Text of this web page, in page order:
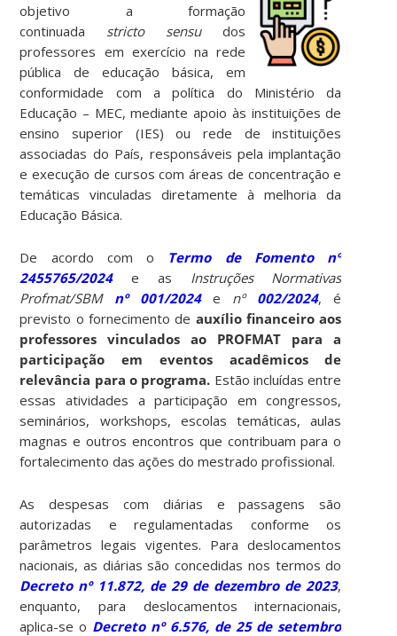
objetivo a formação
continuada stricto sensudos
professores em exercício na rede
pública de educação básica, em
conformidade com a política do Ministério da
Educação – MEC, mediante apoio às instituições de
ensino superior (IES) ou rede de instituições
associadas do País, responsáveis pela implantação
e execução de cursos com áreas de concentração e
temáticas vinculadas diretamente à melhoria da
Educação Básica.
De acordo com o Termo de Fomento nº
2455765/2024e as Instruções Normativas
Profmat/SBM nº 001/2024e nº 002/2024, é
previsto o fornecimento de auxílio financeiro aos
professores vinculados ao PROFMAT para a
participação em eventos acadêmicos de
relevância para o programa. Estão incluídas entre
essas atividades a participação em congressos,
seminários, workshops, escolas temáticas, aulas
magnas e outros encontros que contribuam para o
fortalecimento das ações do mestrado profissional.
As despesas com diárias e passagens são
autorizadas e regulamentadas conforme os
parâmetros legais vigentes. Para deslocamentos
nacionais, as diárias são concedidas nos termos do
Decreto nº 11.872, de 29 de dezembro de 2023,
enquanto, para deslocamentos internacionais,
aplica-se o Decreto nº 6.576, de 25 de setembro